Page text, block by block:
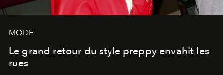
MODE
Le grand retour du style preppy envahit les
rues